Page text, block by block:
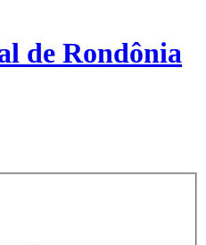
de Rondônia